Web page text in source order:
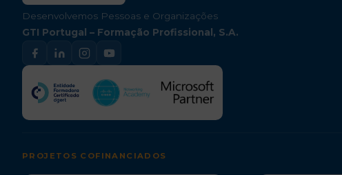
Desenvolvemos Pessoas e Organizações
GTI Portugal – Formação Profissional, S.A.
PROJETOS COFINANCIADOS